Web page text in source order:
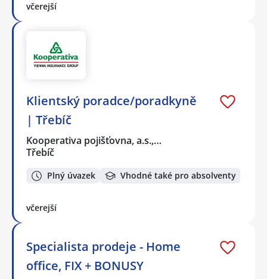
včerejší
Klientský poradce/poradkyně
| Třebíč
Kooperativa pojišťovna, a.s.,…
Třebíč
Plný úvazek Vhodné také pro absolventy
včerejší
Specialista prodeje - Home
office, FIX + BONUSY